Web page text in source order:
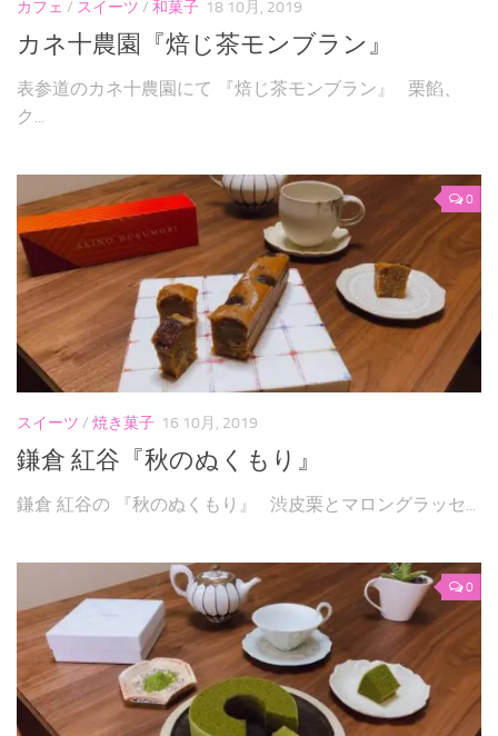
カフェ / スイーツ / 和菓子 18 10月, 2019
カネ十農園『焙じ茶モンブラン』
表参道のカネ十農園にて 『焙じ茶モンブラン』 栗餡、
ク...
0
スイーツ / 焼き菓子 16 10月, 2019
鎌倉 紅谷『秋のぬくもり』
鎌倉 紅谷の 『秋のぬくもり』 渋皮栗とマロングラッセ...
0